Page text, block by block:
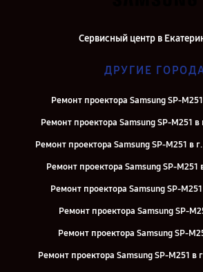
Сервисный центр в
ДРУГИЕ
Ремонт проектора Samsung SP-
Ремонт проектора Samsung SP-M251
Ремонт проектора Samsung SP-M251 в
Ремонт проектора Samsung SP-M251
Ремонт проектора Samsung SP-
Ремонт проектора Samsung SP-
Ремонт проектора Samsung SP-
Ремонт проектора Samsung SP-M251 в